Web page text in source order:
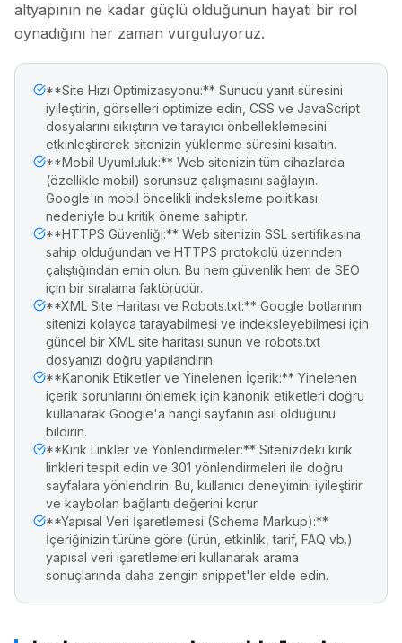
altyapının ne kadar güçlü olduğunun hayati bir rol
oynadığını her zaman vurguluyoruz.
**Site Hızı Optimizasyonu:** Sunucu yanıt süresini
iyileştirin, görselleri optimize edin, CSS ve JavaScript
dosyalarını sıkıştırın ve tarayıcı önbelleklemesini
etkinleştirerek sitenizin yüklenme süresini kısaltın.
**Mobil Uyumluluk:** Web sitenizin tüm cihazlarda
(özellikle mobil) sorunsuz çalışmasını sağlayın.
Google'ın mobil öncelikli indeksleme politikası
nedeniyle bu kritik öneme sahiptir.
**HTTPS Güvenliği:** Web sitenizin SSL sertifikasına
sahip olduğundan ve HTTPS protokolü üzerinden
çalıştığından emin olun. Bu hem güvenlik hem de SEO
için bir sıralama faktörüdür.
**XML Site Haritası ve Robots.txt:** Google botlarının
sitenizi kolayca tarayabilmesi ve indeksleyebilmesi için
güncel bir XML site haritası sunun ve robots.txt
dosyanızı doğru yapılandırın.
**Kanonik Etiketler ve Yinelenen İçerik:** Yinelenen
içerik sorunlarını önlemek için kanonik etiketleri doğru
kullanarak Google'a hangi sayfanın asıl olduğunu
bildirin.
**Kırık Linkler ve Yönlendirmeler:** Sitenizdeki kırık
linkleri tespit edin ve 301 yönlendirmeleri ile doğru
sayfalara yönlendirin. Bu, kullanıcı deneyimini iyileştirir
ve kaybolan bağlantı değerini korur.
**Yapısal Veri İşaretlemesi (Schema Markup):**
İçeriğinizin türüne göre (ürün, etkinlik, tarif, FAQ vb.)
yapısal veri işaretlemeleri kullanarak arama
sonuçlarında daha zengin snippet'ler elde edin.